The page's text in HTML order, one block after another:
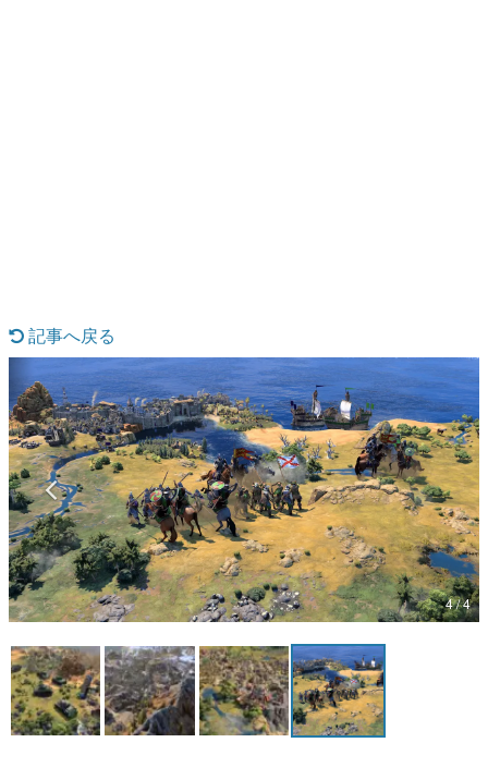
特集記事
マンガ
女性向け
アプリレビュー
その他
電ファミニコゲーマーとは？
運営：株式会社マレ
記事へ戻る
4 / 4